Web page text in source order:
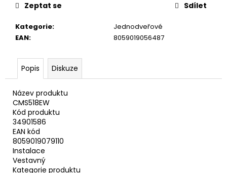
Kategorie:
Jednodveřové
EAN: 8059019056487
Zeptat se Sdílet
Popis Diskuze
Název produktu
CMS518EW
Kód produktu
34901586
EAN kód
8059019079110
Instalace
Vestavný
Kategorie produktu
11
Kč